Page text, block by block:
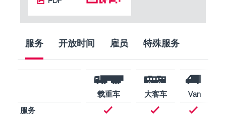
服务 开放时间 雇员 特殊服务
载重车 大客车
Van
服务